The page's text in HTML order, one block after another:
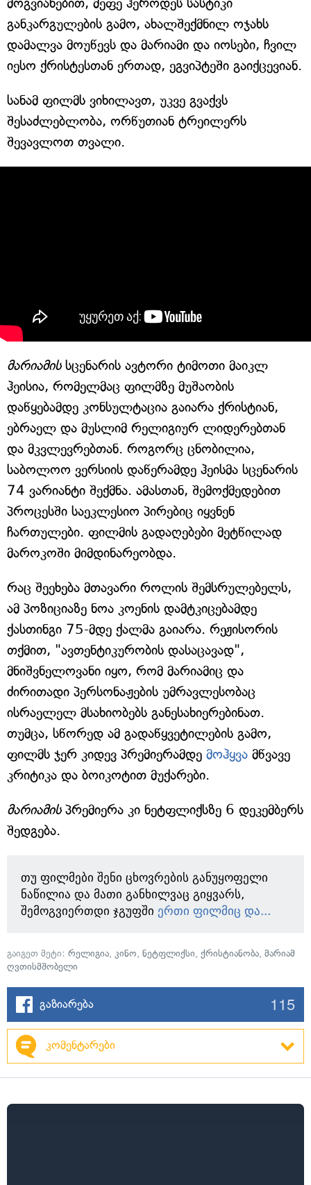
განკარგულების გამო, ახალშექმნილ ოჯახს
დამალვა მოუწევს და მარიამი და იოსები, ჩვილ
იესო ქრისტესთან ერთად, ეგვიპტეში გაიქცევიან.
სანამ ფილმს ვიხილავთ, უკვე გვაქვს
შესაძლებლობა, ორწუთიან ტრეილერს
შევავლოთ თვალი.
მარიამისსცენარის ავტორი ტიმოთი მაიკლ
ჰეისია, რომელმაც ფილმზე მუშაობის
დაწყებამდე კონსულტაცია გაიარა ქრისტიან,
ებრაელ და მუსლიმ რელიგიურ ლიდერებთან
და მკვლევრებთან. როგორც ცნობილია,
საბოლოო ვერსიის დაწერამდე ჰეისმა სცენარის
74 ვარიანტი შექმნა. ამასთან, შემოქმედებით
პროცესში საეკლესიო პირებიც იყვნენ
ჩართულები. ფილმის გადაღებები მეტწილად
მაროკოში მიმდინარეობდა.
რაც შეეხება მთავარი როლის შემსრულებელს,
ამ პოზიციაზე ნოა კოენის დამტკიცებამდე
ქასთინგი 75-მდე ქალმა გაიარა. რეჟისორის
თქმით, "ავთენტიკურობის დასაცავად",
მნიშვნელოვანი იყო, რომ მარიამიც და
ძირითადი პერსონაჟების უმრავლესობაც
ისრაელელ მსახიობებს განესახიერებინათ.
თუმცა, სწორედ ამ გადაწყვეტილების გამო,
ფილმს ჯერ კიდევ პრემიერამდე მოჰყვა მწვავე
კრიტიკა და ბოიკოტით მუქარები.
მარიამისპრემიერა კი ნეტფლიქსზე 6 დეკემბერს
შედგება.
თუ ფილმები შენი ცხოვრების განუყოფელი
ნაწილია და მათი განხილვაც გიყვარს,
შემოგვიერთდი ჯგუფში ერთი ფილმიც და...
გაიგეთ მეტი: რელიგია, კინო, ნეტფლიქსი, ქრისტიანობა, მარიამ
ღვთისმშობელი
გაზიარება 115
კომენტარები